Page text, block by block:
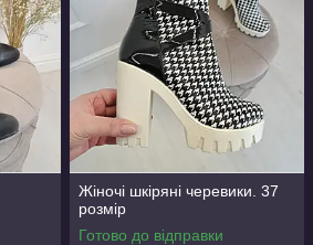
Жіночі шкіряні черевики. 37
розмір
Готово до відправки